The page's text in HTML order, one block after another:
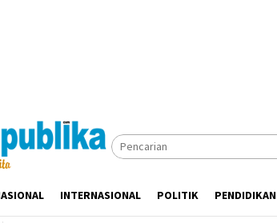
INTERNASIONAL POLITIK PENDIDIKAN